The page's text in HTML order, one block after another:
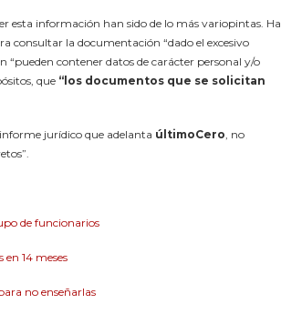
esta información han sido de lo más variopintas. Ha
consultar la documentación “dado el excesivo
contener datos de carácter personal y/o
que “los documentos que se solicitan
jurídico que adelanta últimoCero, no
de funcionarios
en 14 meses
no enseñarlas